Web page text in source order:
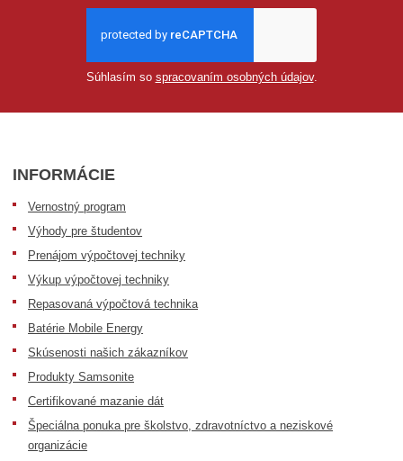
Súhlasím so spracovaním osobných údajov.
INFORMÁCIE
Vernostný program
Výhody pre študentov
Prenájom výpočtovej techniky
Výkup výpočtovej techniky
Repasovaná výpočtová technika
Batérie Mobile Energy
Skúsenosti našich zákazníkov
Produkty Samsonite
Certifikované mazanie dát
Špeciálna ponuka pre školstvo, zdravotníctvo a neziskové
organizácie